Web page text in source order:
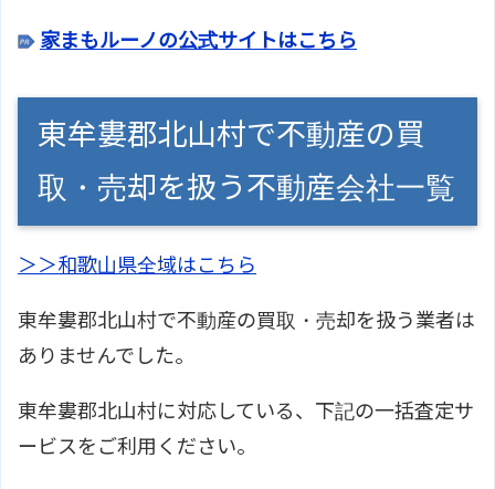
家まもルーノの公式サイトはこちら
東牟婁郡北山村で不動産の買
取・売却を扱う不動産会社一覧
＞＞和歌山県全域はこちら
東牟婁郡北山村で不動産の買取・売却を扱う業者は
ありませんでした。
東牟婁郡北山村に対応している、下記の一括査定サ
ービスをご利用ください。